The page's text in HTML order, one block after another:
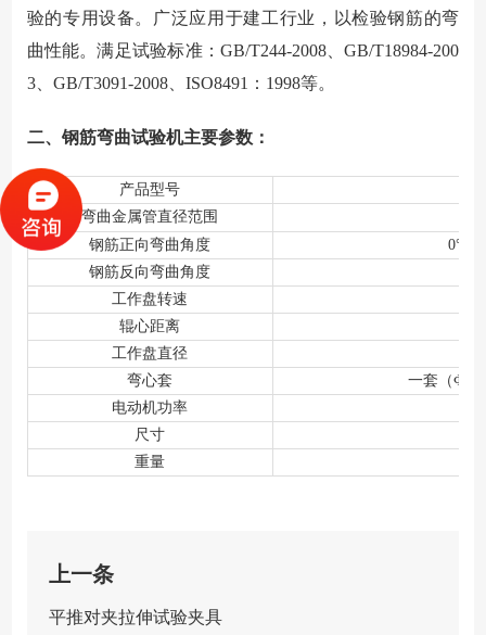
验的专用设备。广泛应用于建工行业，以检验钢筋的弯
曲性能。满足试验标准：GB/T244-2008、GB/T18984-200
3、GB/T3091-2008、ISO8491：1998等。
二、钢筋弯曲试验机主要参数：
产品型号
弯曲金属管直径范围
钢筋正向弯曲角度
0°～
钢筋反向弯曲角度
工作盘转速
辊心距离
工作盘直径
弯心套
一套（Ф25
电动机功率
尺寸
重量
上一条
平推对夹拉伸试验夹具